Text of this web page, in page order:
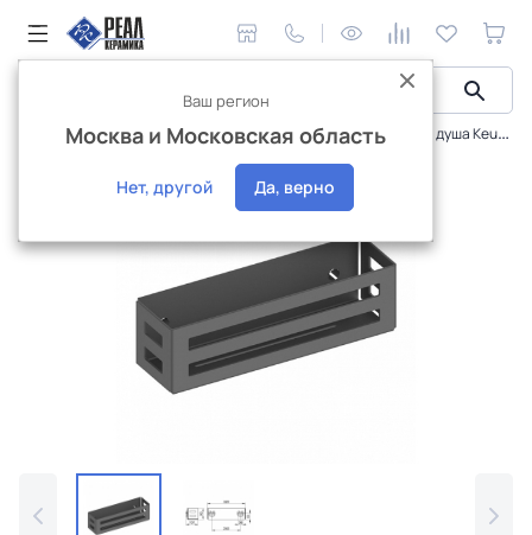
Сантехника и аксессуары Аксессуары Полка для душа Keuco 24954370000 серый
Интернет-магазин
Ваш регион
Москва и Московская область
Нет, другой Да, верно